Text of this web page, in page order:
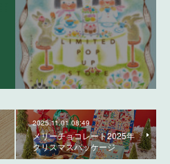
2025.11.01 08:49
メリーチョコレート2025年
クリスマスパッケージ